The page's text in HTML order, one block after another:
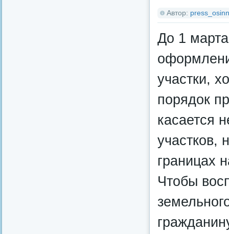
Автор:
До 1
участки,
порядок
касается
участков,
границах
Чтобы